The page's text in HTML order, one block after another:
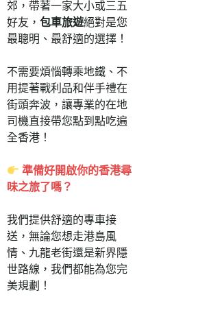
郊，帶著一家大小或三五
好友， 包車旅遊絕對是您
最聰明、最舒適的選擇！
不需要煩惱轉乘地鐵、不
用提著戰利品和伴手禮在
街頭奔波，讓專業的在地
司機直接帶您點到點吃遍
全香港！
準備好開啟你的香港尋
味之旅了嗎？
我們提供舒適的專車接
送，無論您想走港島風
情、九龍老街還是新界隱
世路線，我們都能為您完
美規劃！